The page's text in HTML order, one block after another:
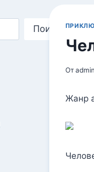
Отadmin
Жанр
Поиск